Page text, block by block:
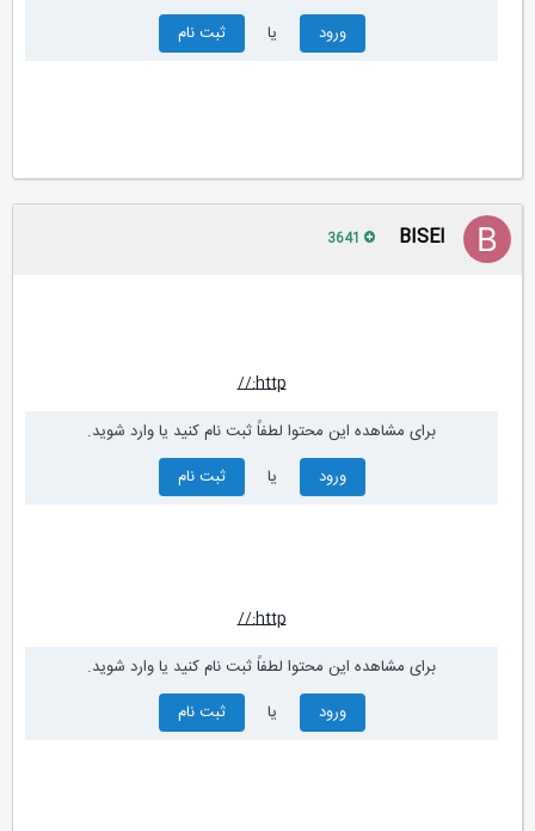
ورود
ثبت نام
BISEl
http://
برای مشاهده این محتوا لطفاً ثبت نام کنید یا وارد شوید.
ورود
ثبت نام
http://
برای مشاهده این محتوا لطفاً ثبت نام کنید یا وارد شوید.
ورود
ثبت نام